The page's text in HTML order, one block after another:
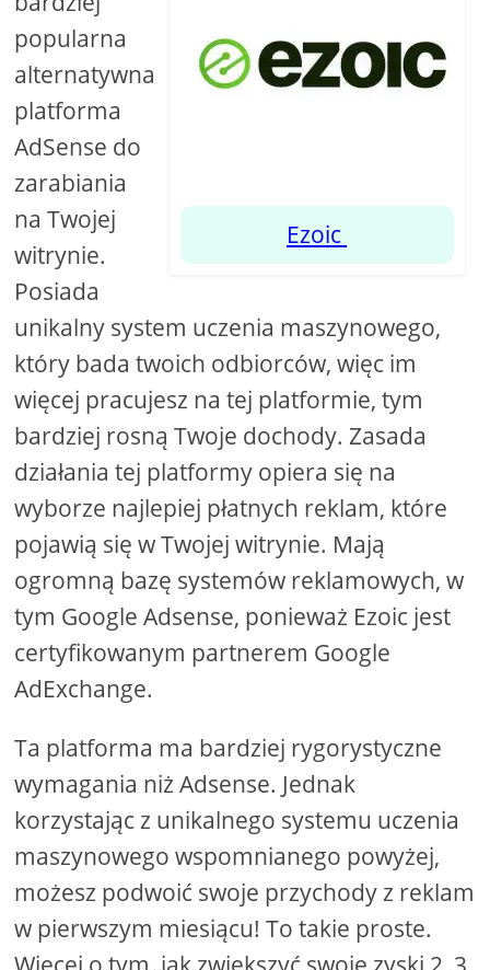
Ezoic
popularna
alternatywna
platforma
AdSense do
zarabiania
na Twojej
witrynie.
Posiada
unikalny system uczenia maszynowego,
który bada twoich odbiorców, więc im
więcej pracujesz na tej platformie, tym
bardziej rosną Twoje dochody. Zasada
działania tej platformy opiera się na
wyborze najlepiej płatnych reklam, które
pojawią się w Twojej witrynie. Mają
ogromną bazę systemów reklamowych, w
tym Google Adsense, ponieważ Ezoic jest
certyfikowanym partnerem Google
AdExchange.
Ta platforma ma bardziej rygorystyczne
wymagania niż Adsense. Jednak
korzystając z unikalnego systemu uczenia
maszynowego wspomnianego powyżej,
możesz podwoić swoje przychody z reklam
w pierwszym miesiącu! To takie proste.